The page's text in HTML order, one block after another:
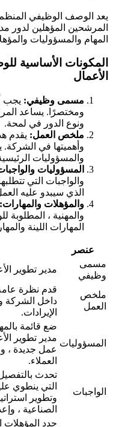
يعد الوصف الوظيفي
المرشحين المؤهلين لدور
المهام والمسؤوليات
المكونات الأساسية
الأعمال
مسمى وظيفي: يجب
ومختصرًا. يساعد
ونوع الدور في لمحة.
ملخص العمل: يقدم
وأهميتها في
والمسؤوليات
المسؤوليات
والواجبات التي
الذي سيبدو عليه
والمؤهلات والمهارات:
والمهنية ،
المهارات اللينة
عنصر
مسمى
وظيفي
مدير تطوير
ملخص
العمل
قدم نظرة
داخل الشركة
الإيرادات.
المسؤوليات
ضع قائمة
مدير تطوير
عمل جديدة ،
العملاء.
الواجبات
تحدث
التي ينطوي
وتطوير
الصناعية ،
حدد المؤهلات